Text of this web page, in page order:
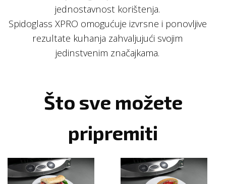
jednostavnost korištenja.
Spidoglass XPRO omogućuje izvrsne i ponovljive
rezultate kuhanja zahvaljujući svojim
jedinstvenim značajkama.
Što sve možete
pripremiti